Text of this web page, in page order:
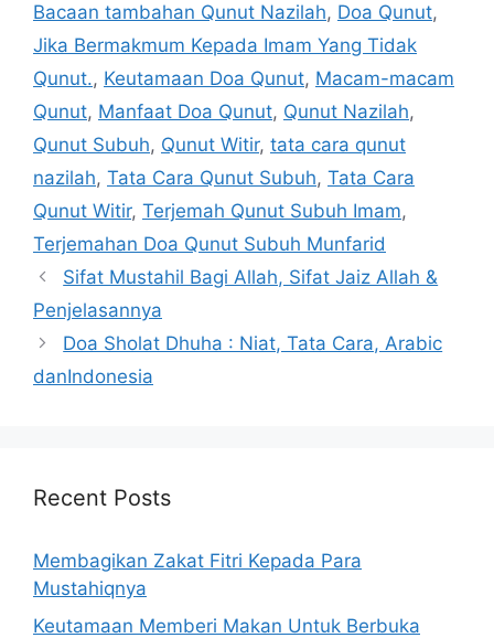
Bacaan tambahan Qunut Nazilah, Doa Qunut,
Jika Bermakmum Kepada Imam Yang Tidak
Qunut., Keutamaan Doa Qunut, Macam-macam
Qunut, Manfaat Doa Qunut, Qunut Nazilah,
Qunut Subuh, Qunut Witir, tata cara qunut
nazilah, Tata Cara Qunut Subuh, Tata Cara
Qunut Witir, Terjemah Qunut Subuh Imam,
Terjemahan Doa Qunut Subuh Munfarid
Sifat Mustahil Bagi Allah, Sifat Jaiz Allah &
Penjelasannya
Doa Sholat Dhuha : Niat, Tata Cara, Arabic
danIndonesia
Recent Posts
Membagikan Zakat Fitri Kepada Para
Mustahiqnya
Keutamaan Memberi Makan Untuk Berbuka